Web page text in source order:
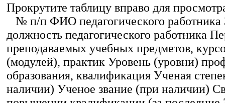
Прокрутите таблицу вправо для
№ п/п ФИО педагогического работника
должность педагогического работника
преподаваемых учебных предметов,
(модулей), практик Уровень (уровни)
образования, квалификация Ученая
наличии) Ученое звание (при наличии)